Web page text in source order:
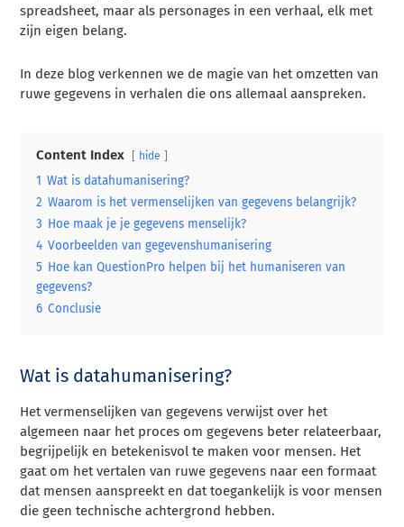
spreadsheet, maar als personages in een verhaal, elk met
zijn eigen belang.
In deze blog verkennen we de magie van het omzetten van
ruwe gegevens in verhalen die ons allemaal aanspreken.
Content Index hide
1 Wat is datahumanisering?
2 Waarom is het vermenselijken van gegevens belangrijk?
3 Hoe maak je je gegevens menselijk?
4 Voorbeelden van gegevenshumanisering
5 Hoe kan QuestionPro helpen bij het humaniseren van
gegevens?
6 Conclusie
Wat is datahumanisering?
Het vermenselijken van gegevens verwijst over het
algemeen naar het proces om gegevens beter relateerbaar,
begrijpelijk en betekenisvol te maken voor mensen. Het
gaat om het vertalen van ruwe gegevens naar een formaat
dat mensen aanspreekt en dat toegankelijk is voor mensen
die geen technische achtergrond hebben.